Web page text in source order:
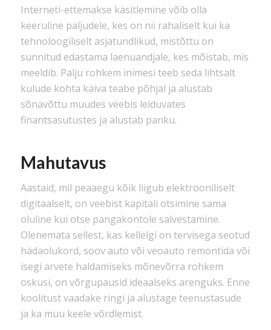
Interneti-ettemakse käsitlemine võib olla
keeruline paljudele, kes on nii rahaliselt kui ka
tehnoloogiliselt asjatundlikud, mistõttu on
sunnitud edastama laenuandjale, kes mõistab, mis
meeldib. Palju rohkem inimesi teeb seda lihtsalt
kulude kohta käiva teabe põhjal ja alustab
sõnavõttu muudes veebis leiduvates
finantsasutustes ja alustab panku.
Mahutavus
Aastaid, mil peaaegu kõik liigub elektrooniliselt
digitaalselt, on veebist kapitali otsimine sama
oluline kui otse pangakontole salvestamine.
Olenemata sellest, kas kellelgi on tervisega seotud
hädaolukord, soov auto või veoauto remontida või
isegi arvete haldamiseks mõnevõrra rohkem
oskusi, on võrgupausid ideaalseks arenguks. Enne
koolitust vaadake ringi ja alustage teenustasude
ja ka muu keele võrdlemist.